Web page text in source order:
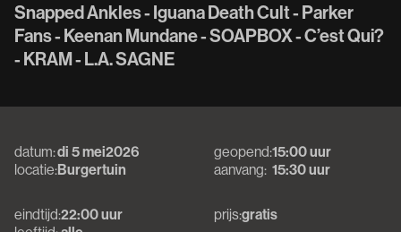
Snapped Ankles - Iguana Death Cult - Parker
Fans - Keenan Mundane - SOAPBOX - C’est Qui?
- KRAM - L.A. SAGNE
datum:
locatie:
di 5 mei2026
Burgertuin
geopend:
aanvang:
15:00 uur
15:30 uur
eindtijd:22:00 uur
prijs:gratis